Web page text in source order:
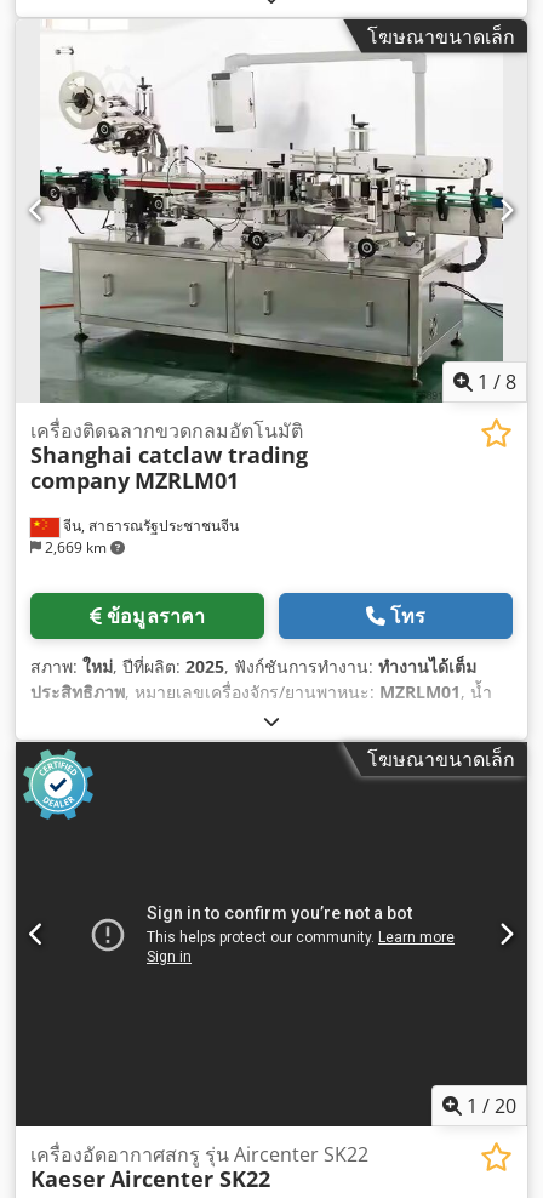
โฆษณาขนาดเล็ก
1 /8
จีน, สาธารณรัฐประชาชนจีน
2,669 km
เครื่องติดฉลากขวดกลมอัตโนมัติ
Shanghai catclaw trading
company MZRLM01
ข้อมูลราคา โทร
สภาพ: ใหม่, ปีที่ผลิต: 2025, ฟังก์ชันการทำงาน: ทำงานได้เต็ม
ประสิทธิภาพ, หมายเลขเครื่องจักร/ยานพาหนะ: MZRLM01, น้ำ
, ความยาวทั้งหมด:
ทั้งหมด:800 มม, ความสูงรวม:1,450 มม, ข้อกำหนดพื้นที่ ความ
ยาว:2,000 มม 1,000 มม, ความสูงที่
ต้องการ:
เชื้อเพลิง:
โฆษณาขนาดเล็ก
1 /20
เครื่องอัดอากาศสกรู รุ่น Aircenter SK22
KaeserAircenter SK22